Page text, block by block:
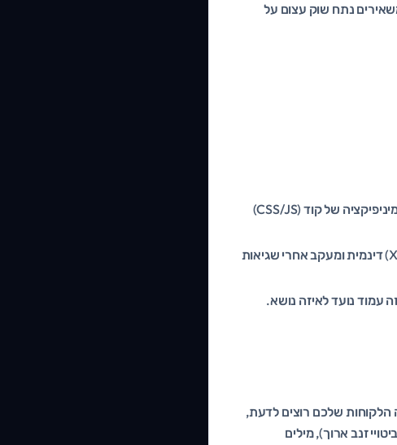
נתח שוק עצום על
גוגל מעניש אתרים איטיים. אופטימיזציה של תמונות, מיניפיקציה של קוד (CSS/JS)
שימוש נכון בקובץ robots.txt, מפת אתר (XML Sitemap) דינמית ומעקב אחרי שגיאות
עמוד נועד לאיזה נושא.
שלכם רוצים לדעת,
זנב ארוך), מילים